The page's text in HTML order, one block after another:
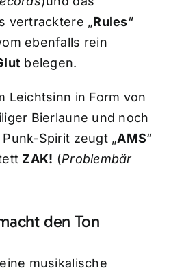
vertracktere „Rules“
ebenfalls rein
belegen.
Leichtsinn in Form von
Bierlaune und noch
Spirit zeugt „AMS“
ZAK! (Problembär
den Ton
musikalische